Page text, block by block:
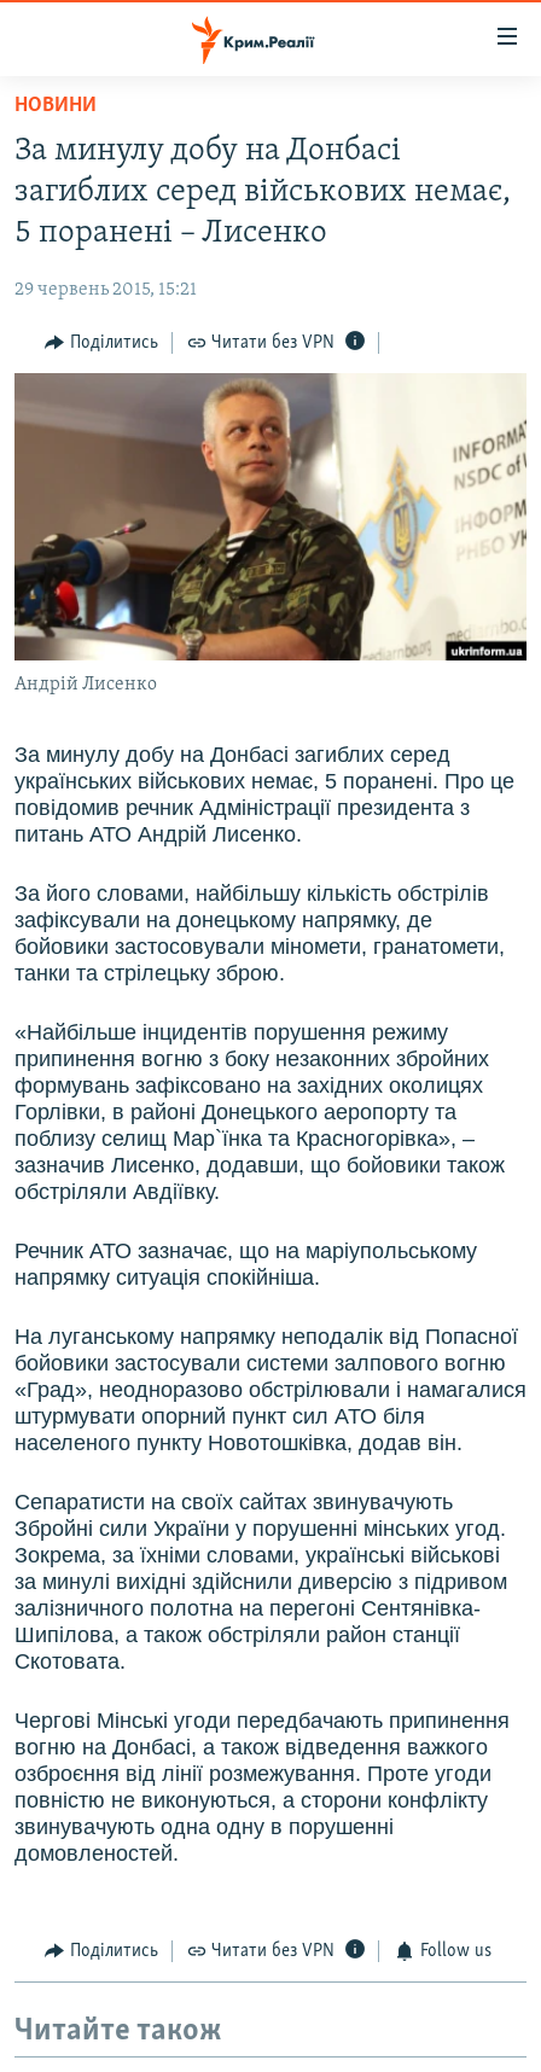
Перейти
основного
матеріалу
Перейти
до
основної
навігації
Перейти
до
ВОДА.КРИМ
ВІДЕО ТА ФОТО
БЛОГИ
ПОГЛЯД
ВСЕ ЗА ДЕНЬ
ДЕПОРТАЦІЯ
ВІДЕОУРОКИ «ELIFBE»
СВІДЧЕННЯ ОКУПАЦІЇ
УКРАЇНСЬКА ПРОБЛЕМА КРИМУ
ІНФОГРАФІКА
ЯК ОБІЙТИ БЛОКУВАННЯ
Русский
Qırımtatar
ДОЛУЧАЙСЯ!
Усі сайти RFE/RL
НОВИНИ
За минулу добу на Донбасі
загиблих серед військових немає,
5 поранені – Лисенко
29 червень 2015, 15:21
Поділитись Читати без VPN
Андрій Лисенко
За минулу добу на Донбасі загиблих серед
українських військових немає, 5 поранені. Про це
повідомив речник Адміністрації президента з
питань АТО Андрій Лисенко.
За його словами, найбільшу кількість обстрілів
зафіксували на донецькому напрямку, де
бойовики застосовували міномети, гранатомети,
танки та стрілецьку зброю.
«Найбільше інцидентів порушення режиму
припинення вогню з боку незаконних збройних
формувань зафіксовано на західних околицях
Горлівки, в районі Донецького аеропорту та
поблизу селищ Мар`їнка та Красногорівка», –
зазначив Лисенко, додавши, що бойовики також
обстріляли Авдіївку.
Речник АТО зазначає, що на маріупольському
напрямку ситуація спокійніша.
На луганському напрямку неподалік від Попасної
бойовики застосували системи залпового вогню
«Град», неодноразово обстрілювали і намагалися
штурмувати опорний пункт сил АТО біля
населеного пункту Новотошківка, додав він.
Сепаратисти на своїх сайтах звинувачують
Збройні сили України у порушенні мінських угод.
Зокрема, за їхніми словами, українські військові
за минулі вихідні здійснили диверсію з підривом
залізничного полотна на перегоні Сентянівка-
Шипілова, а також обстріляли район станції
Скотовата.
Чергові Мінські угоди передбачають припинення
вогню на Донбасі, а також відведення важкого
озброєння від лінії розмежування. Проте угоди
повністю не виконуються, а сторони конфлікту
звинувачують одна одну в порушенні
домовленостей.
Поділитись Читати без VPN Follow us
Читайте також